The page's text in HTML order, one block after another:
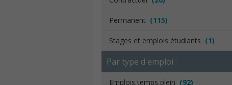
Permanent (115)
Stages et emplois étudiants (1)
Par type d'emploi :
Emplois temps plein (92)